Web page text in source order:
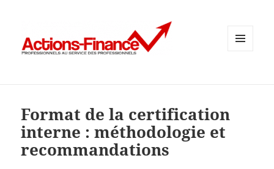
Format de la certification
interne : méthodologie et
recommandations